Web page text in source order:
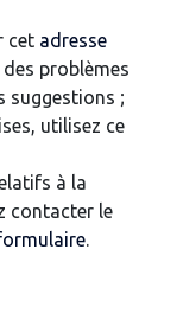
cet adresse
problèmes
suggestions ;
utilisez ce
à la
contacter le
.